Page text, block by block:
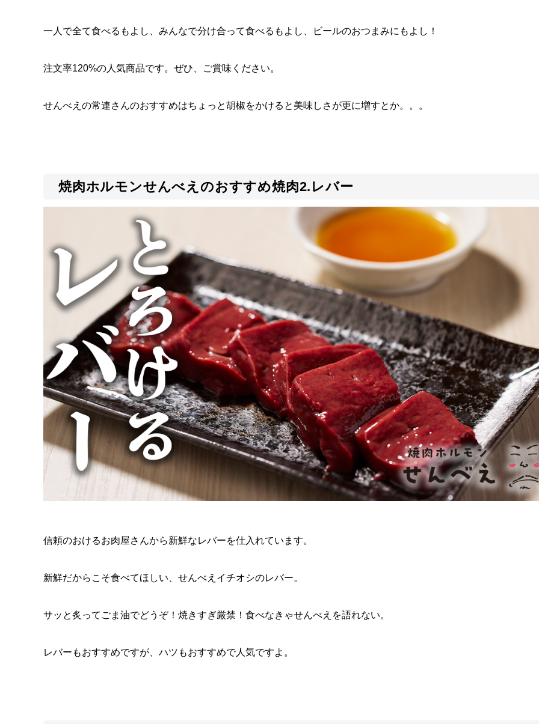
一人で全て食べるもよし、みんなで分け合って食べるもよし、ビールのおつまみにもよし！
注文率120%の人気商品です。ぜひ、ご賞味ください。
せんべえの常連さんのおすすめはちょっと胡椒をかけると美味しさが更に増すとか。。。
焼肉ホルモンせんべえのおすすめ焼肉2.レバー
信頼のおけるお肉屋さんから新鮮なレバーを仕入れています。
新鮮だからこそ食べてほしい、せんべえイチオシのレバー。
サッと炙ってごま油でどうぞ！焼きすぎ厳禁！食べなきゃせんべえを語れない。
レバーもおすすめですが、ハツもおすすめで人気ですよ。